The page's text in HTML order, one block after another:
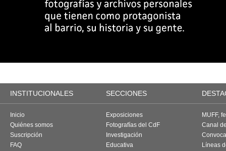
INSTITUCIONALES SECCIONES
Inicio
Quiénes somos
Suscripción
FAQ
Exposiciones
Fotografías del CdF
Investigación
Educativa
MUFF,
Canal
Líneas